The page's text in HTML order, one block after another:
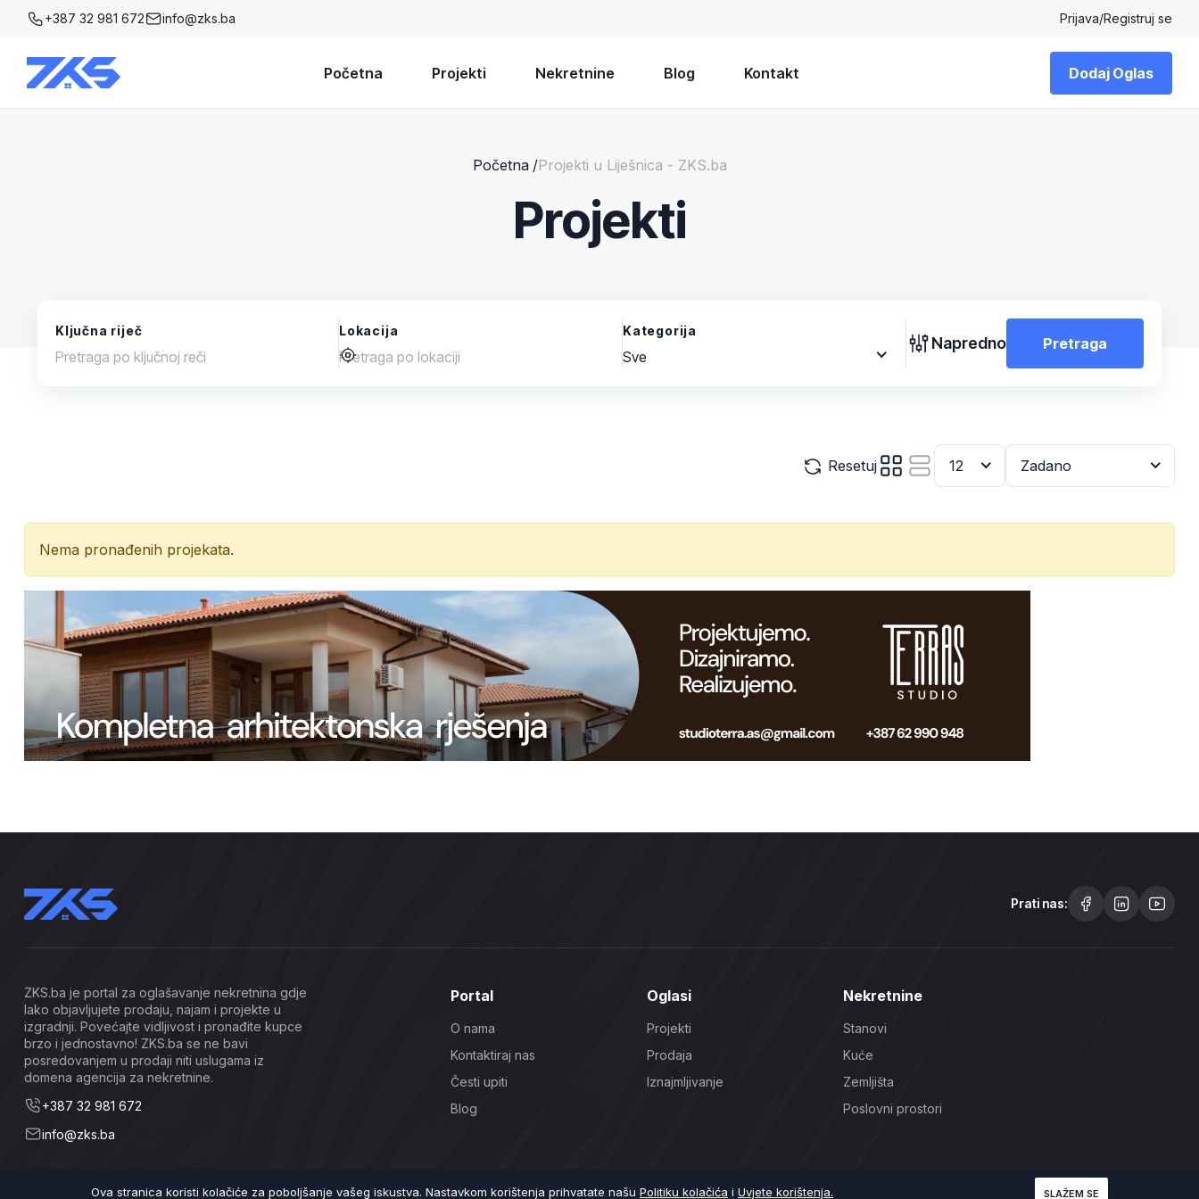
+387 32 981 672 info@zks.ba Prijava/Registruj se
Početna Projekti Nekretnine Blog Kontakt Dodaj Oglas
Početna /Projekti u Liješnica - ZKS.ba
Projekti
Ključna riječ Lokacija Kategorija
Sve
Napredno Pretraga
Resetuj 12 Zadano
Nema pronađenih projekata.
Prati nas:
ZKS.ba je portal za oglašavanje nekretnina gdje
lako objavljujete prodaju, najam i projekte u
izgradnji. Povećajte vidljivost i pronađite kupce
brzo i jednostavno! ZKS.ba se ne bavi
posredovanjem u prodaji niti uslugama iz
domena agencija za nekretnine.
+387 32 981 672
info@zks.ba
Portal
O nama
Kontaktiraj nas
Česti upiti
Blog
Oglasi
Projekti
Prodaja
Iznajmljivanje
Nekretnine
Stanovi
Kuće
Zemljišta
Poslovni prostori
Ova stranica koristi kolačiće za poboljšanje vašeg iskustva. Nastavkom korištenja prihvatate našu Politiku kolačića i Uvjete korištenja. SLAŽEM SE